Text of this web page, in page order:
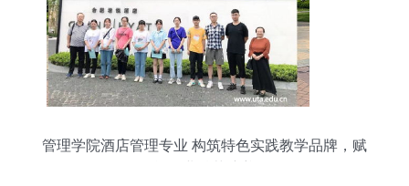
管理学院酒店管理专业 构筑特色实践教学品牌，赋